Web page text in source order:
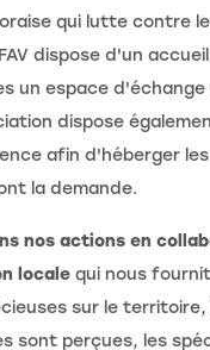
qui lutte contre
dispose d'un
un espace d'échange
dispose
afin d'héberger
la demande.
nos actions en
locale qui nous
sur le territoire,
sont perçues, les